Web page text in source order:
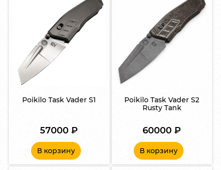
Poikilo Task Vader S1
57000₽
В корзину
Poikilo Task Vader S2
Rusty Tank
60000₽
В корзину